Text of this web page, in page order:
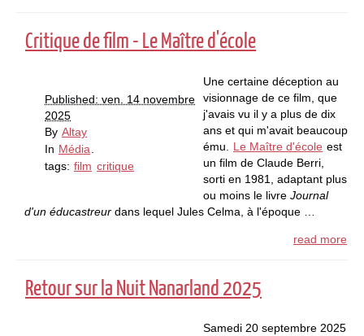
Critique de film - Le Maître d'école
Published: ven. 14 novembre
2025
By Altay
In Média
tags: film critique
Une certaine déception au
visionnage de ce film, que
j'avais vu il y a plus de dix
ans et qui m'avait beaucoup
ému.
Le Maître d'école est
un film de Claude Berri,
sorti en 1981, adaptant plus
ou moins le livre Journal
d'un éducastreur dans lequel Jules Celma, à l'époque …
read more
Retour sur la Nuit Nanarland 2025
Samedi 20 septembre 2025